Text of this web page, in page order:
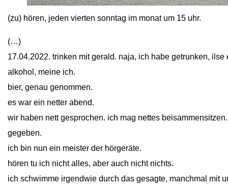
(zu) hören, jeden vierten sonntag im monat um 15 uhr.
(…)
17.04.2022. trinken mit gerald. naja, ich habe getrunken,
alkohol, meine ich.
bier, genau genommen.
es war ein netter abend.
wir haben nett gesprochen. ich mag nettes
gegeben.
ich bin nun ein meister der hörgeräte.
hören tu ich nicht alles, aber auch nicht nichts.
ich schwimme irgendwie durch das gesagte, manchmal mit